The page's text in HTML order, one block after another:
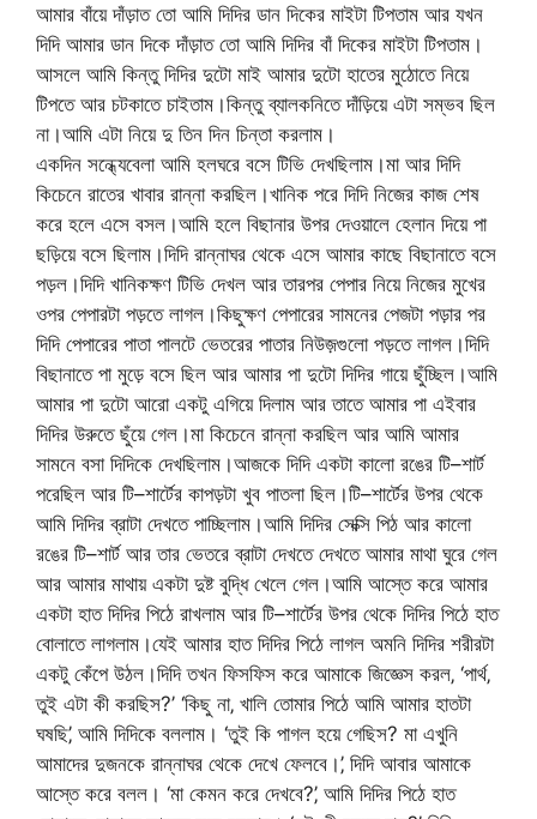
আমার বাঁয়ে দাঁড়াত তো আমি দিদির ডান দিকের মাইটা টিপতাম আর যখন
দিদি আমার ডান দিকে দাঁড়াত তো আমি দিদির বাঁ দিকের মাইটা টিপতাম।
আসলে আমি কিন্তু দিদির দুটো মাই আমার দুটো হাতের মুঠোতে নিয়ে
টিপতে আর চটকাতে চাইতাম।কিন্তু ব্যালকনিতে দাঁড়িয়ে এটা সম্ভব ছিল
না।আমি এটা নিয়ে দু তিন দিন চিন্তা করলাম।
একদিন সন্ধ্যেবেলা আমি হলঘরে বসে টিভি দেখছিলাম।মা আর দিদি
কিচেনে রাতের খাবার রান্না করছিল।খানিক পরে দিদি নিজের কাজ শেষ
করে হলে এসে বসল।আমি হলে বিছানার উপর দেওয়ালে হেলান দিয়ে পা
ছড়িয়ে বসে ছিলাম।দিদি রান্নাঘর থেকে এসে আমার কাছে বিছানাতে বসে
পড়ল।দিদি খানিকক্ষণ টিভি দেখল আর তারপর পেপার নিয়ে নিজের মুখের
ওপর পেপারটা পড়তে লাগল।কিছুক্ষণ পেপারের সামনের পেজটা পড়ার পর
দিদি পেপারের পাতা পালটে ভেতরের পাতার নিউজ়গুলো পড়তে লাগল।দিদি
বিছানাতে পা মুড়ে বসে ছিল আর আমার পা দুটো দিদির গায়ে ছুঁচ্ছিল।আমি
আমার পা দুটো আরো একটু এগিয়ে দিলাম আর তাতে আমার পা এইবার
দিদির উরুতে ছুঁয়ে গেল।মা কিচেনে রান্না করছিল আর আমি আমার
সামনে বসা দিদিকে দেখছিলাম।আজকে দিদি একটা কালো রঙের টি–শার্ট
পরেছিল আর টি–শার্টের কাপড়টা খুব পাতলা ছিল।টি–শার্টের উপর থেকে
আমি দিদির ব্রাটা দেখতে পাচ্ছিলাম।আমি দিদির সেক্সি পিঠ আর কালো
রঙের টি–শার্ট আর তার ভেতরে ব্রাটা দেখতে দেখতে আমার মাথা ঘুরে গেল
আর আমার মাথায় একটা দুষ্ট বুদ্ধি খেলে গেল।আমি আস্তে করে আমার
একটা হাত দিদির পিঠে রাখলাম আর টি–শার্টের উপর থেকে দিদির পিঠে হাত
বোলাতে লাগলাম।যেই আমার হাত দিদির পিঠে লাগল অমনি দিদির শরীরটা
একটু কেঁপে উঠল।দিদি তখন ফিসফিস করে আমাকে জিজ্ঞেস করল‚ ‘পার্থ‚
তুই এটা কী করছিস?’ ‘কিছু না‚ খালি তোমার পিঠে আমি আমার হাতটা
ঘষছি’‚ আমি দিদিকে বললাম। ‘তুই কি পাগল হয়ে গেছিস? মা এখুনি
আমাদের দুজনকে রান্নাঘর থেকে দেখে ফেলবে।’‚ দিদি আবার আমাকে
আস্তে করে বলল। ‘মা কেমন করে দেখবে?’‚ আমি দিদির পিঠে হাত